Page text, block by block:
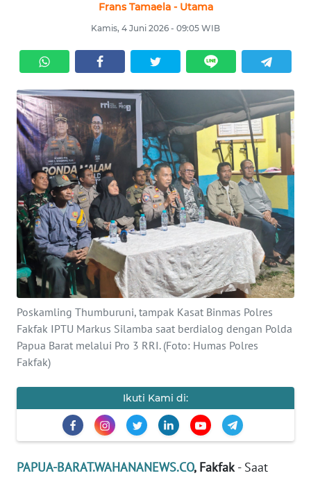
Frans Tamaela - Utama
Kamis, 4 Juni 2026 - 09:05 WIB
Poskamling Thumburuni, tampak Kasat Binmas Polres
Fakfak IPTU Markus Silamba saat berdialog dengan Polda
Papua Barat melalui Pro 3 RRI. (Foto: Humas Polres
Fakfak)
Ikuti Kami di:
PAPUA-BARAT.WAHANANEWS.CO, Fakfak- Saat
OPINI
Informasi
INDEKS
BERITA
KONTAK
KAMI
INFO
IKLAN
TENTANG
KAMI
MEDIA
SIBER
KARIR